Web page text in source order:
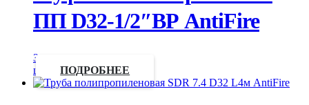
ПП D32-1/2″ВР AntiFire
Запросить
цену
ПОДРОБНЕЕ